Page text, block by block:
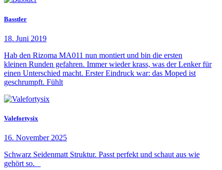
Basstler
18. Juni 2019
Hab den Rizoma MA011 nun montiert und bin die ersten
kleinen Runden gefahren. Immer wieder krass, was der Lenker für
einen Unterschied macht. Erster Eindruck war: das Moped ist
geschrumpft. Fühlt
Valefortysix
16. November 2025
Schwarz Seidenmatt Struktur. Passt perfekt und schaut aus wie
gehört so.